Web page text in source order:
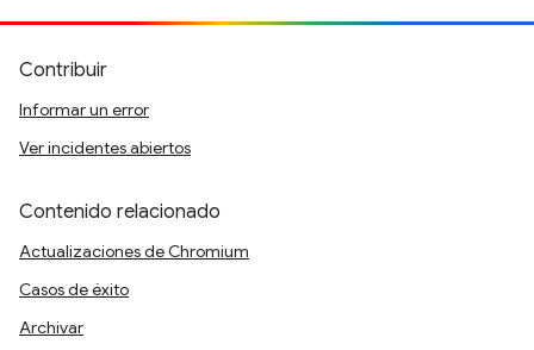
Contribuir
Informar un error
Ver incidentes abiertos
Contenido relacionado
Actualizaciones de Chromium
Casos de éxito
Archivar